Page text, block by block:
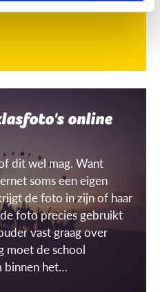
online
dit wel mag. Want
soms een eigen
de foto in zijn of haar
foto precies gebruikt
vast graag over
moet de school
binnen het